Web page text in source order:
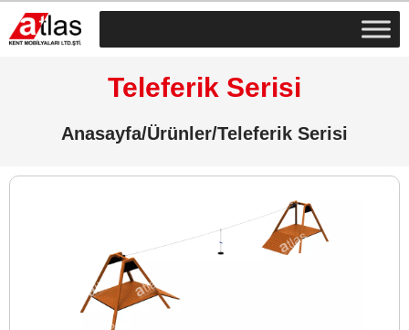
Teleferik Serisi
Anasayfa/Ürünler/Teleferik Serisi